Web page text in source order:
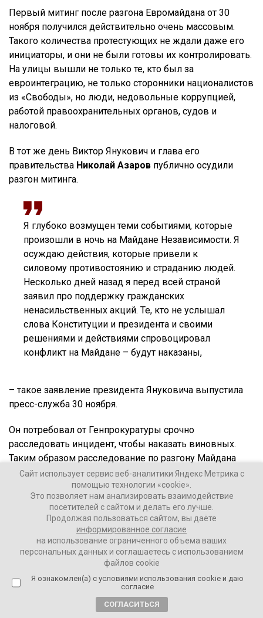
Первый митинг после разгона Евромайдана от 30
ноября получился действительно очень массовым.
Такого количества протестующих не ждали даже его
инициаторы, и они не были готовы их контролировать.
На улицы вышли не только те, кто был за
евроинтеграцию, не только сторонники националистов
из «Свободы», но люди, недовольные коррупцией,
работой правоохранительных органов, судов и
налоговой.
В тот же день Виктор Янукович и глава его
правительства Николай Азаров публично осудили
разгон митинга.
Я глубоко возмущен теми событиями, которые
произошли в ночь на Майдане Независимости. Я
осуждаю действия, которые привели к
силовому противостоянию и страданию людей.
Несколько дней назад я перед всей страной
заявил про поддержку гражданских
ненасильственных акций. Те, кто не услышал
слова Конституции и президента и своими
решениями и действиями спровоцировал
конфликт на Майдане – будут наказаны,
– такое заявление президента Януковича выпустила
пресс-служба 30 ноября.
Он потребовал от Генпрокуратуры срочно
расследовать инцидент, чтобы наказать виновных.
Таким образом расследование по разгону Майдана
начала прокуратура, еще находясь под руководством
Виктора Пшонки.
На Майдане в ту ночь были провокаторы, а не мирные
протестующие, их и разгонял «Беркут» – такую версию
событий озвучивали в дальнейшем Янукович и
представители его правительства. Эту версию
поддержал начальник главного управления МВД в
КиевеВалерий Корякво время брифинга после
Сайт использует сервис веб-аналитики Яндекс Метрика с
помощью технологии «cookie».
Это позволяет нам анализировать взаимодействие
посетителей с сайтом и делать его лучше.
Продолжая пользоваться сайтом, вы даёте
информированное согласие
на использование ограниченного объема ваших
персональных данных и соглашаетесь с использованием
файлов cookie
Я ознакомлен(а) с условиями использования cookie и даю
согласие
СОГЛАСИТЬСЯ